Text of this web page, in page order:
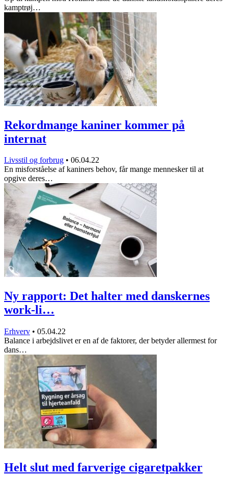
kamptrøj…
Rekordmange kaniner kommer på
internat
Livsstil og forbrug • 06.04.22
En misforståelse af kaniners behov, får mange mennesker til at
opgive deres…
Ny rapport: Det halter med danskernes
work-li…
Erhverv • 05.04.22
Balance i arbejdslivet er en af de faktorer, der betyder allermest for
dans…
Helt slut med farverige cigaretpakker